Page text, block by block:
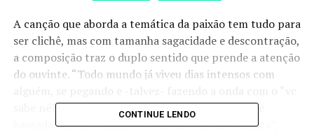
A canção que aborda a temática da paixão tem tudo para
ser clichê, mas com tamanha sagacidade e descontração,
a composição traz o duplo sentido que prende a atenção
do ouvinte. “Todo mundo já viveu dias intensos com
sabe né?”. Daí pensei: será que essa paixão/onda é
baseada em fatos reais ou naturais?. Aí fiz a música”,
CONTINUE LENDO